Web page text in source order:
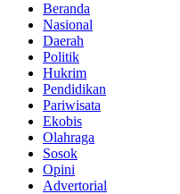
Beranda
Nasional
Daerah
Politik
Hukrim
Pendidikan
Pariwisata
Ekobis
Olahraga
Sosok
Opini
Advertorial